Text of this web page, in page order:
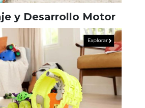
y Desarrollo Motor